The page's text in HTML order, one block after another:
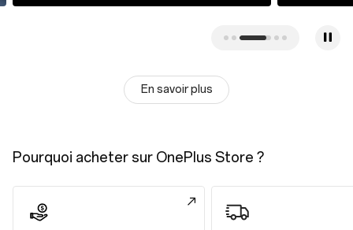
En savoir plus
Pourquoi acheter sur OnePlus Store ?